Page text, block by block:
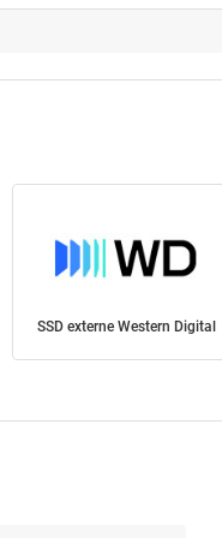
SSD externe Western Digital